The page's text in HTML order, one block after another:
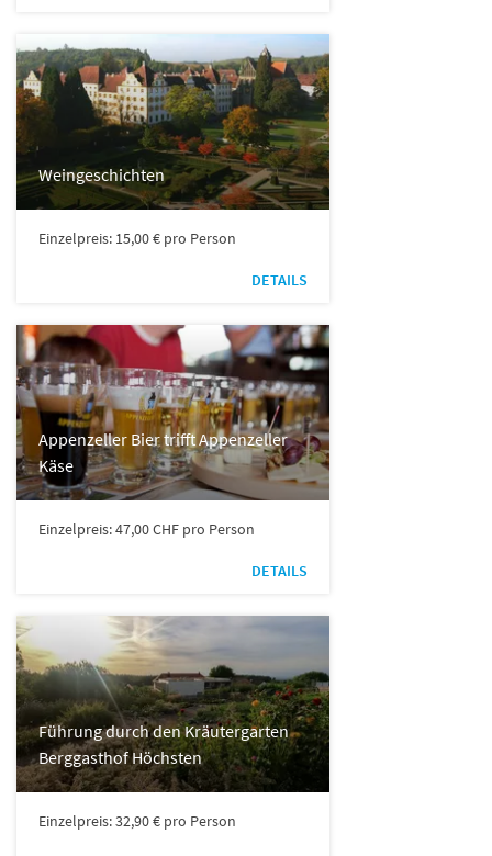
Weingeschichten
Einzelpreis: 15,00 € pro Person
DETAILS
Appenzeller Bier trifft Appenzeller
Käse
Einzelpreis: 47,00 CHF pro Person
DETAILS
Führung durch den Kräutergarten
Berggasthof Höchsten
Einzelpreis: 32,90 € pro Person